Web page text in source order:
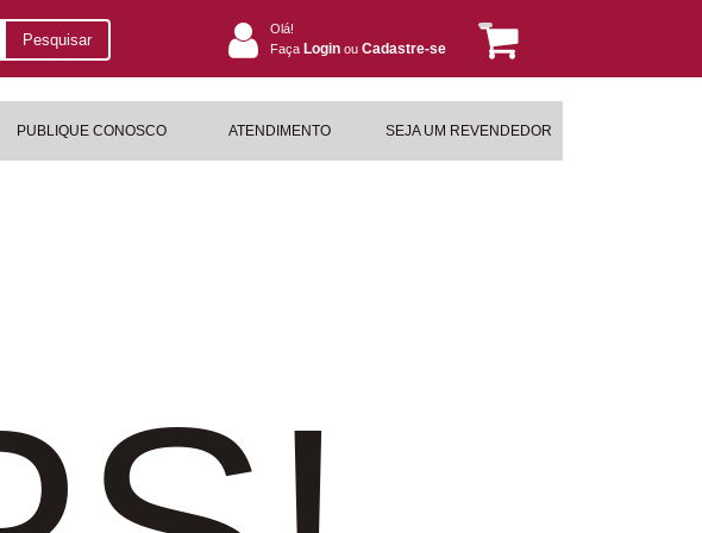
Pesquisar
Olá!
Faça Login ou Cadastre-se
PUBLIQUE CONOSCO ATENDIMENTO SEJA UM REVENDEDOR